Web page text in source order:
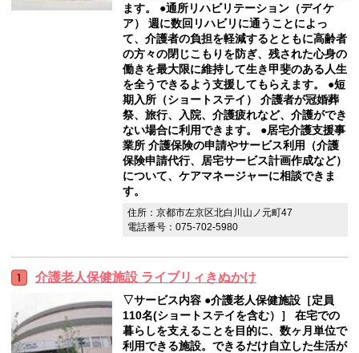
ます。 ●通所リハビリテーション（デイケ
ア） 週に数回リハビリに通うことによっ
て、介護者の負担を軽減するとともに高齢者
の方々の閉じこもりを防ぎ、残された心身の
働きを最大限に維持して生き甲斐のある人生
を全うできるよう支援してもらえます。 ●短
期入所（ショートステイ） 介護者が冠婚葬
祭、旅行、入院、介護疲れなど、介護ができ
ない場合に利用できます。 ●居宅介護支援事
業所 介護保険の申請やサービス利用（介護
保険申請代行、居宅サービス計画作成など）
について、ケアマネージャーに相談できま
す。
住所：京都市左京区北白川山ノ元町47
電話番号：075-702-5980
介護老人保健施設 ライブリィきぬかけ
▽サービス内容 ●介護老人保健施設［定員
110名(ショートステイを含む）］ 在宅での
暮らしを支えることを目的に、数ヶ月単位で
利用できる施設。できるだけ自立した生活が